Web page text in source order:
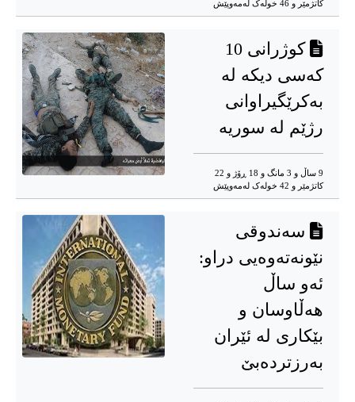
کاتژمێر و 46 خوله‌ک له‌مه‌وپێش‌
کوژرانی 10
کەسی دیکە لە
بەکرێگیراوانی
رژێم لە سوریە
9 ساڵ و 3 مانگ و 18 ڕۆژ و 22
کاتژمێر و 42 خوله‌ک له‌مه‌وپێش‌
سەندوقی
نێونەتەوەیی دراو:
ئەو ساڵ
هەڵاوسان و
بێکاری لە ئێران
بەرزتردەبێ